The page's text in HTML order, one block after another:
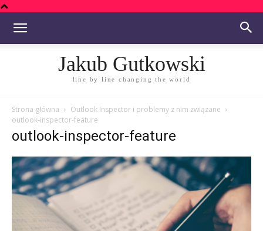
Jakub Gutkowski
line by line changing the world
Strona główna
Outlook Inspector i problemy z nim związane
outlook-inspector-feature
outlook-inspector-feature